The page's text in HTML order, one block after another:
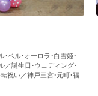
ベル・オーロラ・白雪姫・
／誕生日・ウェディング・
転祝い／神戸三宮・元町・福